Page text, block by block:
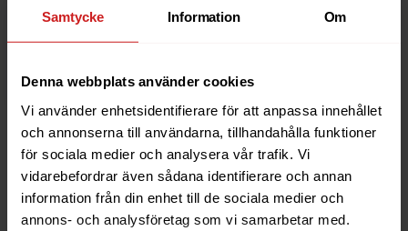
Samtycke Information Om
Denna webbplats använder cookies
Vi använder enhetsidentifierare för att anpassa innehållet
och annonserna till användarna, tillhandahålla funktioner
för sociala medier och analysera vår trafik. Vi
vidarebefordrar även sådana identifierare och annan
information från din enhet till de sociala medier och
annons- och analysföretag som vi samarbetar med.
anledningarna till varför en hemsida är spärrad.
Läs mer
The website you were trying to